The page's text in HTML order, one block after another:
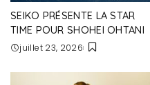
SEIKO PRÉSENTE LA STAR
TIME POUR SHOHEI OHTANI
juillet 23, 2026